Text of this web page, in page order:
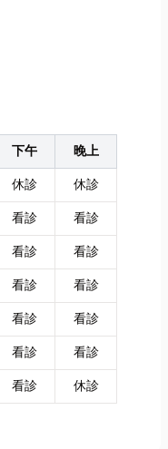
下午
晚上
休診
休診
看診
看診
看診
看診
看診
看診
看診
看診
看診
看診
看診 休診